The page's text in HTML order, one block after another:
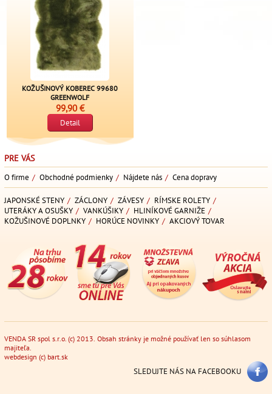
KOŽUŠINOVÝ KOBEREC 99680
GREENWOLF
99,90 €
Detail
PRE VÁS
O firme / Obchodné podmienky / Nájdete nás / Cena dopravy
JAPONSKÉ STENY / ZÁCLONY / ZÁVESY / RÍMSKE ROLETY /
UTERÁKY A OSUŠKY / VANKÚŠIKY / HLINÍKOVÉ GARNIŽE /
KOŽUŠINOVÉ DOPLNKY / HORÚCE NOVINKY / AKCIOVÝ TOVAR
VENDA SR spol s.r.o. (c) 2013. Obsah stránky je možné používať len so súhlasom
majiteľa.
webdesign (c) bart.sk
SLEDUJTE NÁS NA FACEBOOKU